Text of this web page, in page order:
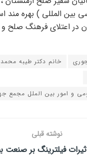
المللی ) بهره مند
در اعتلای فرهنگ صلح
خانم دکتر طیبه محمد
و امور بین الملل مجمع
نوشته قبلی
فیلترینگ بر صنعت